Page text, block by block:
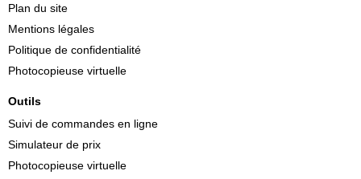
Plan du site
Mentions légales
Politique de confidentialité
Photocopieuse virtuelle
Outils
Suivi de commandes en ligne
Simulateur de prix
Photocopieuse virtuelle